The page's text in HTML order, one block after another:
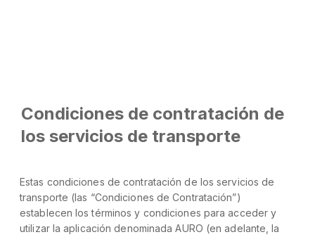
Condiciones de contratación de
los servicios de transporte
Estas condiciones de contratación de los servicios de
transporte (las “Condiciones de Contratación”)
establecen los términos y condiciones para acceder y
utilizar la aplicación denominada AURO (en adelante, la